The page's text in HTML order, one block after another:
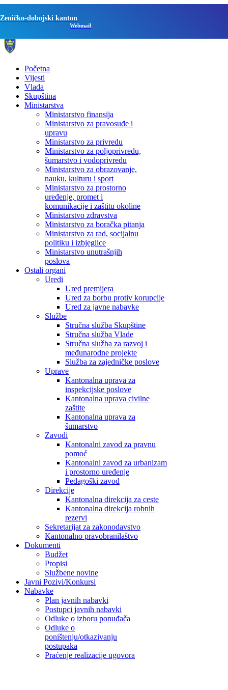
Zeničko-dobojski kanton
Webmail
Početna
Vijesti
Vlada
Skupština
Ministarstva
Ministarstvo finansija
Ministarstvo za pravosuđe i
upravu
Ministarstvo za privredu
Ministarstvo za poljoprivredu,
šumarstvo i vodoprivredu
Ministarstvo za obrazovanje,
nauku, kulturu i sport
Ministarstvo za prostorno
uređenje, promet i
komunikacije i zaštitu okoline
Ministarstvo zdravstva
Ministarstvo za boračka pitanja
Ministarstvo za rad, socijalnu
politiku i izbjeglice
Ministarstvo unutrašnjih
poslova
Ostali organi
Uredi
Ured premijera
Ured za borbu protiv korupcije
Ured za javne nabavke
Službe
Stručna služba Skupštine
Stručna služba Vlade
Stručna služba za razvoj i
međunarodne projekte
Služba za zajedničke poslove
Uprave
Kantonalna uprava za
inspekcijske poslove
Kantonalna uprava civilne
zaštite
Kantonalna uprava za
šumarstvo
Zavodi
Kantonalni zavod za pravnu
pomoć
Kantonalni zavod za urbanizam
i prostorno uređenje
Pedagoški zavod
Direkcije
Kantonalna direkcija za ceste
Kantonalna direkcija robnih
rezervi
Sekretarijat za zakonodavstvo
Kantonalno pravobranilaštvo
Dokumenti
Budžet
Propisi
Službene novine
Javni Pozivi/Konkursi
Nabavke
Plan javnih nabavki
Postupci javnih nabavki
Odluke o izboru ponuđača
Odluke o
poništenju/otkazivanju
postupaka
Praćenje realizacije ugovora